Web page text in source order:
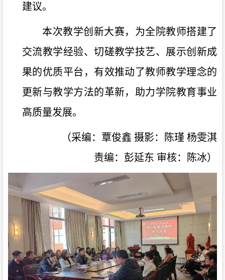
建议。
本次教学创新大赛，为全院教师搭建了
交流教学经验、切磋教学技艺、展示创新成
果的优质平台，有效推动了教师教学理念的
更新与教学方法的革新，助力学院教育事业
高质量发展。
（采编：覃俊鑫 摄影： 陈瑾 杨雯淇
责编： 彭延东 审核： 陈冰）